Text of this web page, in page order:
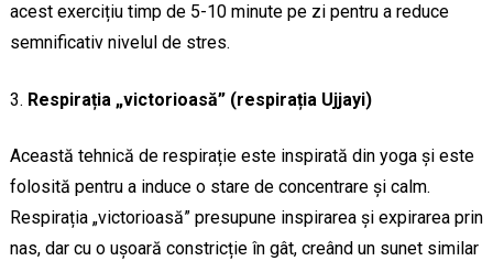
acest exercițiu timp de 5-10 minute pe zi pentru a reduce
semnificativ nivelul de stres.
Respirația „victorioasă” (respirația Ujjayi)
Această tehnică de respirație este inspirată din yoga și este
folosită pentru a induce o stare de concentrare și calm.
Respirația „victorioasă” presupune inspirarea și expirarea prin
nas, dar cu o ușoară constricție în gât, creând un sunet similar